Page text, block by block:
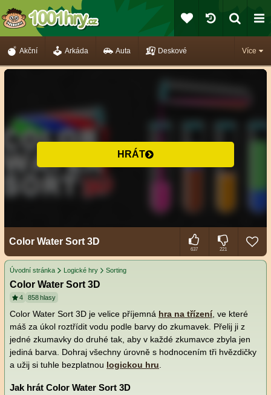
Více
Akční Arkáda Auta Deskové
HRÁT
Color Water Sort 3D
637 221
Úvodní stránka Logické hry Sorting
Color Water Sort 3D
4 858 hlasy
Color Water Sort 3D je velice příjemná hra na třízení, ve které
máš za úkol roztřídit vodu podle barvy do zkumavek. Přelij ji z
jedné zkumavky do druhé tak, aby v každé zkumavce zbyla jen
jediná barva. Dohraj všechny úrovně s hodnocením tři hvězdičky
a užij si tuhle bezplatnou logickou hru.
Jak hrát Color Water Sort 3D